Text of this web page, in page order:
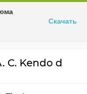
к. 1
C. Kendo d
Скачать